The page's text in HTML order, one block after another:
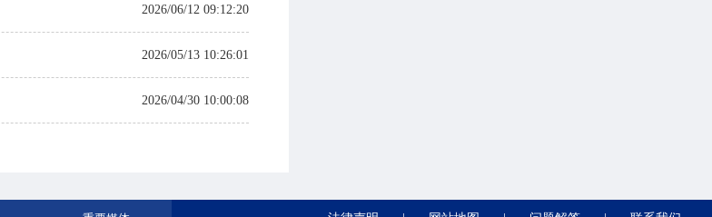
2026/06/12 09:12:20
2026/05/13 10:26:01
2026/04/30 10:00:08